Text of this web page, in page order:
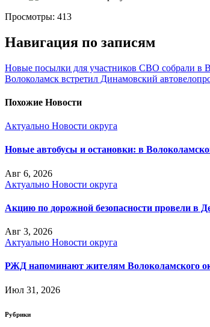
Просмотры: 413
Навигация по записям
Новые посылки для участников СВО собрали в
Волоколамск встретил Динамовский
Похожие Новости
Актуально Новости округа
Новые автобусы и остановки: в
Авг 6, 2026
Актуально Новости округа
Акцию по дорожной безопасности провели в
Авг 3, 2026
Актуально Новости округа
РЖД напоминают жителям Волоколамского
Июл 31, 2026
Рубрики